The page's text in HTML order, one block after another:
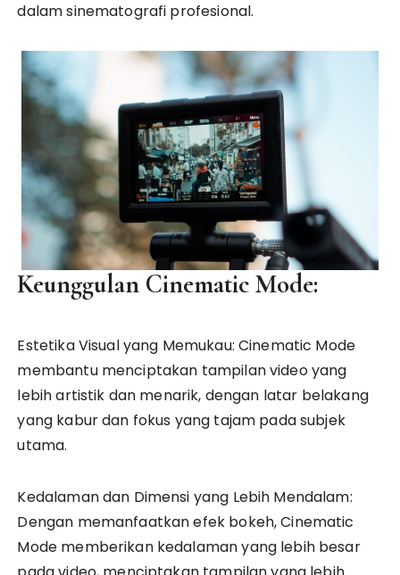
dalam sinematografi profesional.
Keunggulan Cinematic Mode:
Estetika Visual yang Memukau: Cinematic Mode
membantu menciptakan tampilan video yang
lebih artistik dan menarik, dengan latar belakang
yang kabur dan fokus yang tajam pada subjek
utama.
Kedalaman dan Dimensi yang Lebih Mendalam:
Dengan memanfaatkan efek bokeh, Cinematic
Mode memberikan kedalaman yang lebih besar